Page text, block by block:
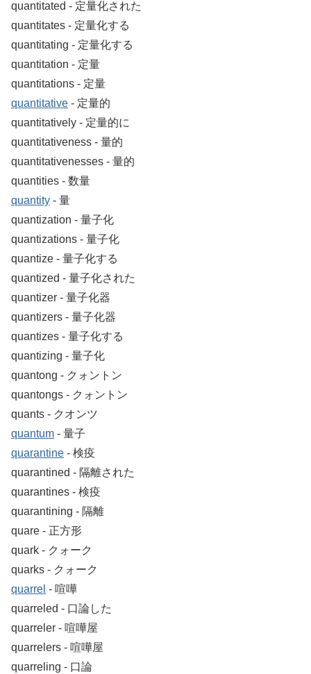
quantitated ‐ 定量化された
quantitates ‐ 定量化する
quantitating ‐ 定量化する
quantitation ‐ 定量
quantitations ‐ 定量
quantitative ‐ 定量的
quantitatively ‐ 定量的に
quantitativeness ‐ 量的
quantitativenesses ‐ 量的
quantities ‐ 数量
quantity ‐ 量
quantization ‐ 量子化
quantizations ‐ 量子化
quantize ‐ 量子化する
quantized ‐ 量子化された
quantizer ‐ 量子化器
quantizers ‐ 量子化器
quantizes ‐ 量子化する
quantizing ‐ 量子化
quantong ‐ クォントン
quantongs ‐ クォントン
quants ‐ クオンツ
quantum ‐ 量子
quarantine ‐ 検疫
quarantined ‐ 隔離された
quarantines ‐ 検疫
quarantining ‐ 隔離
quare ‐ 正方形
quark ‐ クォーク
quarks ‐ クォーク
quarrel ‐ 喧嘩
quarreled ‐ 口論した
quarreler ‐ 喧嘩屋
quarrelers ‐ 喧嘩屋
quarreling ‐ 口論